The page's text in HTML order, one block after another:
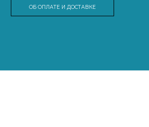
ОБ ОПЛАТЕ И ДОСТАВКЕ